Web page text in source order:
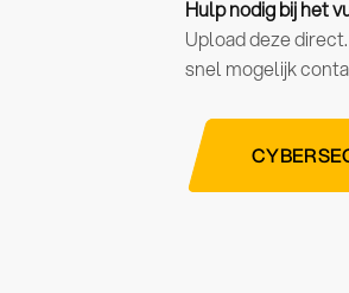
Hulp nodig bij het
Upload deze
snel mogelijk